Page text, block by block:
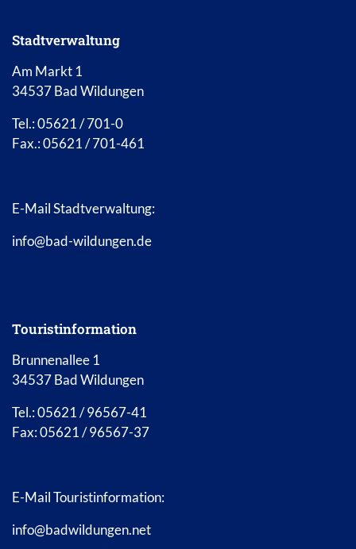
Stadtverwaltung
Am Markt 1
34537 Bad Wildungen
Tel.: 05621 / 701-0
Fax.: 05621 / 701-461
E-Mail Stadtverwaltung:
info@bad-wildungen.de
Touristinformation
Brunnenallee 1
34537 Bad Wildungen
Tel.: 05621 / 96567-41
Fax: 05621 / 96567-37
E-Mail Touristinformation:
info@badwildungen.net